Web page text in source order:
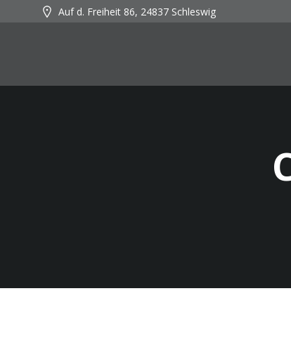
Auf d. Freiheit 86, 24837 Schleswig